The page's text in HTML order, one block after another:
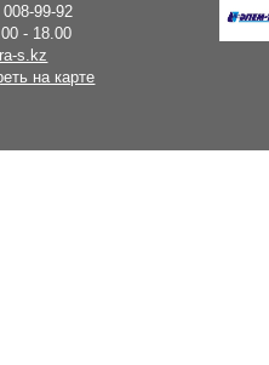
99-92
- 18.00
s.kz
на карте